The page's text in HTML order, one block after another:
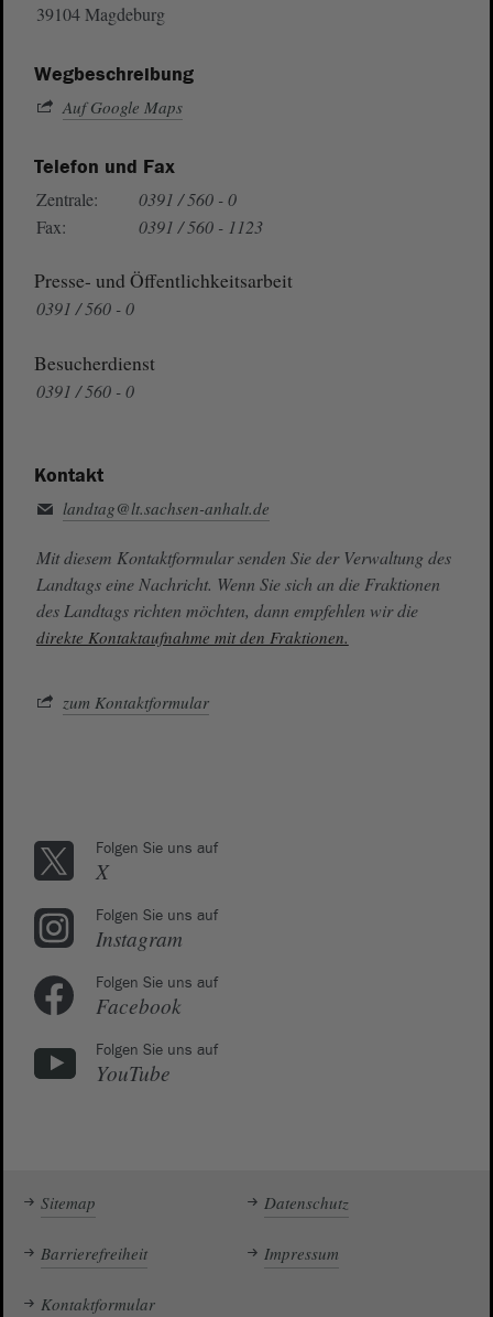
39104 Magdeburg
Wegbeschreibung
Auf Google Maps
Telefon und Fax
Zentrale:
0391 / 560 - 0
Fax:
0391 / 560 - 1123
Presse- und Öffentlichkeitsarbeit
0391 / 560 - 0
Besucherdienst
0391 / 560 - 0
Kontakt
landtag@lt.sachsen-anhalt.de
Mit diesem Kontaktformular senden Sie der Verwaltung des
Landtags eine Nachricht. Wenn Sie sich an die Fraktionen
des Landtags richten möchten, dann empfehlen wir die
direkte Kontaktaufnahme mit den Fraktionen.
zum Kontaktformular
Folgen Sie uns auf
X
Folgen Sie uns auf
Instagram
Folgen Sie uns auf
Facebook
Folgen Sie uns auf
YouTube
Sitemap Datenschutz
Barrierefreiheit Impressum
Kontaktformular